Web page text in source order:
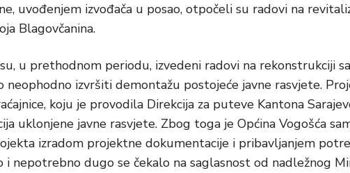
uvođenjem izvođača u posao, otpočeli su radovi na
Blagovčanina.
u prethodnom periodu, izvedeni radovi na rekonstrukciji
izvršiti demontažu postojeće javne rasvjete.
koju je provodila Direkcija za puteve Kantona
uklonjene javne rasvjete. Zbog toga je Općina Vogošća
izradom projektne dokumentacije i pribavljanjem
i nepotrebno dugo se čekalo na saglasnost od nadležnog